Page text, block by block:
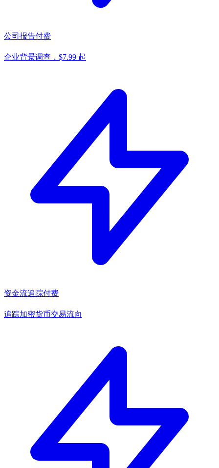
公司报告付费
企业背景调查，$7.99 起
资金流追踪付费
追踪加密货币交易流向